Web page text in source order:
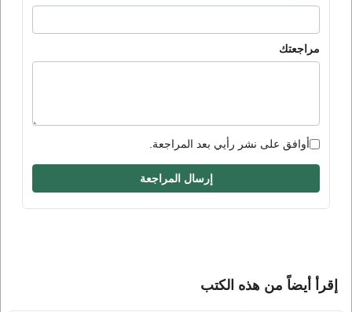
مراجعتك
أوافق على نشر رأيي بعد المراجعة.
إرسال المراجعة
إقرأ أيضاً من هذه الكتب